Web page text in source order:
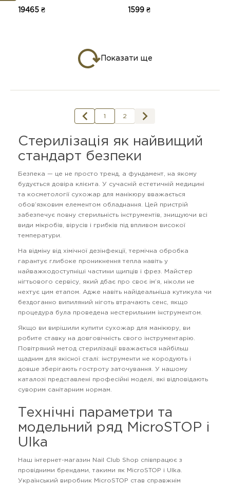
19465 ₴ 1599 ₴
Показати ще
1 2
Стерилізація як найвищий
стандарт безпеки
Безпека — це не просто тренд, а фундамент, на якому
будується довіра клієнта. У сучасній естетичній медицині
та косметології сухожар для манікюру вважається
обов’язковим елементом обладнання. Цей пристрій
забезпечує повну стерильність інструментів, знищуючи всі
види мікробів, вірусів і грибків під впливом високої
температури.
На відміну від хімічної дезінфекції, термічна обробка
гарантує глибоке проникнення тепла навіть у
найважкодоступніші частини щипців і фрез. Майстер
нігтьового сервісу, який дбає про своє ім’я, ніколи не
нехтує цим етапом. Адже навіть найідеальніша кутикула чи
бездоганно випиляний ніготь втрачають сенс, якщо
процедура була проведена нестерильним інструментом.
Якщо ви вирішили купити сухожар для манікюру, ви
робите ставку на довговічність свого інструментарію.
Повітряний метод стерилізації вважається найбільш
щадним для якісної сталі: інструменти не кородують і
довше зберігають гостроту заточування. У нашому
каталозі представлені професійні моделі, які відповідають
суворим санітарним нормам.
Технічні параметри та
модельний ряд MicroSTOP і
Ulka
Наш інтернет-магазин Nail Club Shop співпрацює з
провідними брендами, такими як MicroSTOP і Ulka.
Український виробник MicroSTOP став справжнім